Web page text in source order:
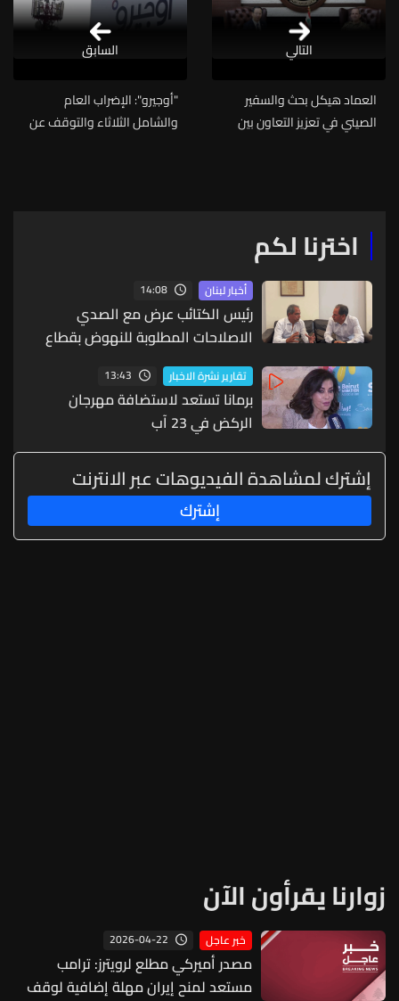
التالي
العماد هيكل بحث والسفير
الصيني في تعزيز التعاون بين
"أوجيرو": الإضراب العام
والشامل الثلاثاء والتوقف عن
السابق
اخترنا لكم
أخبار لبنان 14:08
رئيس الكتائب عرض مع الصدي
الاصلاحات المطلوبة للنهوض بقطاع
الكهرباء
تقارير نشرة الاخبار 13:43
برمانا تستعد لاستضافة مهرجان
الركض في 23 آب
إشترك لمشاهدة الفيديوهات عبر الانترنت
إشترك
زوارنا يقرأون الآن
خبر عاجل 2026-04-22
مصدر أميركي مطلع لرويترز: ترامب
مستعد لمنح إيران مهلة إضافية لوقف